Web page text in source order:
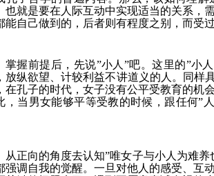
也就是要在人际互动中实现适当的关系，
能自己做到的，后者则有程度之别，而受
掌握前提后，先说”小人”吧。这里的”小
放纵欲望、计较利益不讲道义的人。同样
在孔子的时代，女子没有公平受教育的机
，当男女能够平等受教的时候，跟任何”
从正向的角度去认知”唯女子与小人为难
强调自我的觉醒。一旦对他人的感受、互